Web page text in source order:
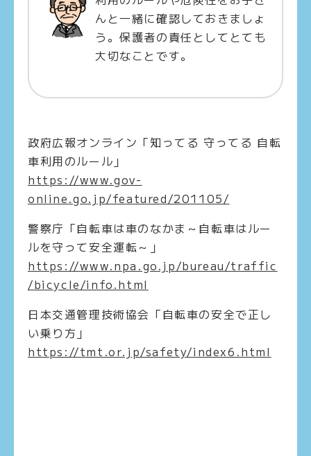
んと一緒に確認しておきましょ
う。保護者の責任としてとても
大切なことです。
政府広報オンライン「知ってる 守ってる 自転
車利用のルール」
https://www.gov-
online.go.jp/featured/201105/
警察庁「自転車は車のなかま～自転車はルー
ルを守って安全運転～」
https://www.npa.go.jp/bureau/traffic
/bicycle/info.html
日本交通管理技術協会「自転車の安全で正し
い乗り方」
https://tmt.or.jp/safety/index6.html